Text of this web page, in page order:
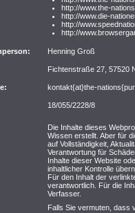
http://www.the-
http://www.die-
http://
http://
Henning Groß
Fichtenstraße 27, 57520
kontakt{at}the-
18/055/2228/8
Die Inhalte dieses
Wissen erstellt. Aber für
auf Vollständigkeit,
Verantwortung für
Inhalte dieser Website
inhaltlicher Kontrolle
Für den Inhalt der
verantwortlich. Für die
Verfasser.
Falls Sie vermuten, dass